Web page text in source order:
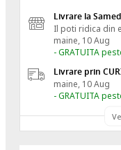
Livrare la
Il poti ridica din
maine, 10 Aug
- GRATUITA
Livrare prin
maine, 10 Aug
- GRATUITA